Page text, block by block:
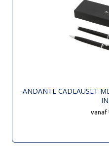
ANDANTE CADEAUSET
vanaf